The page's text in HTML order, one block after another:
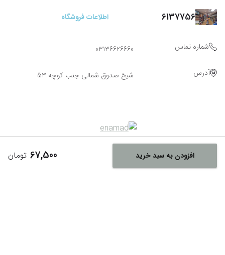
افزودن به سبد خرید 67,500 تومان
6137756 اطلاعات فروشگاه
شماره تماس 03136626660
آدرس شیخ صدوق شمالی جنب کوچه 53